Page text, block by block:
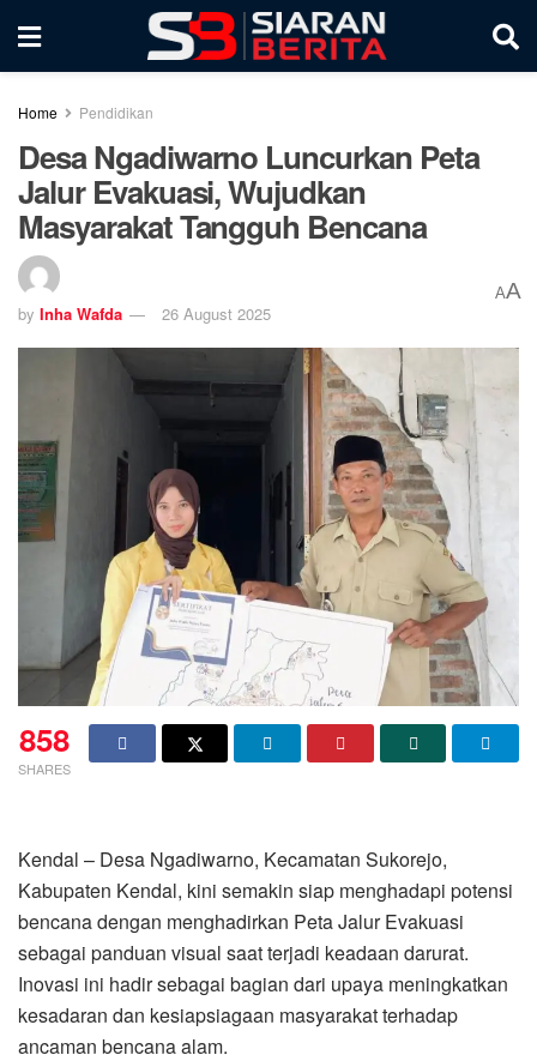
Home Pendidikan
Desa Ngadiwarno Luncurkan Peta
Jalur Evakuasi, Wujudkan
Masyarakat Tangguh Bencana
by Inha Wafda 26 August 2025
AA
858
SHARES
Kendal – Desa Ngadiwarno, Kecamatan Sukorejo,
Kabupaten Kendal, kini semakin siap menghadapi potensi
bencana dengan menghadirkan Peta Jalur Evakuasi
sebagai panduan visual saat terjadi keadaan darurat.
Inovasi ini hadir sebagai bagian dari upaya meningkatkan
kesadaran dan kesiapsiagaan masyarakat terhadap
ancaman bencana alam.